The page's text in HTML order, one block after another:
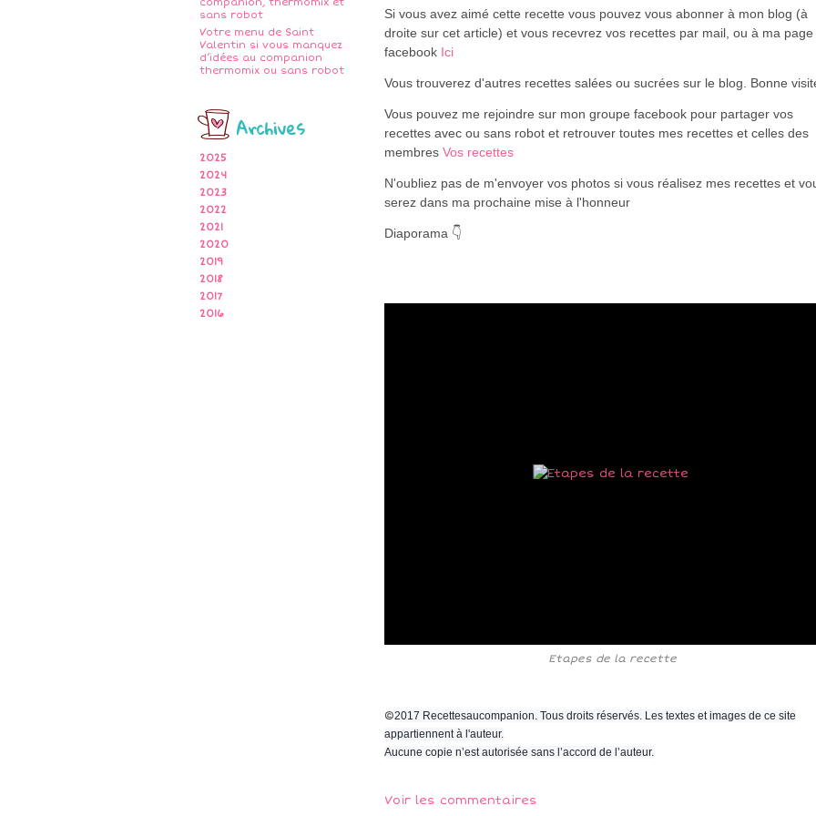
sans robot
Votre menu de Saint
Valentin si vous manquez
d’idées au companion
thermomix ou sans robot
Archives
2025
2024
2023
2022
2021
2020
2019
2018
2017
2016
Si vous avez aimé cette recette vous pouvez vous abonner à mon blog (à
droite sur cet article) et vous recevrez vos recettes par mail, ou à ma page
facebook Ici
Vous trouverez d'autres recettes salées ou sucrées sur le blog. Bonne
Vous pouvez me rejoindre sur mon groupe facebook pour partager vos
recettes avec ou sans robot et retrouver toutes mes recettes et celles des
membres Vos recettes
N'oubliez pas de m'envoyer vos photos si vous réalisez mes recettes et
serez dans ma prochaine mise à l'honneur
Diaporama 👇
Etapes de la recette
©2017 Recettesaucompanion. Tous droits réservés. Les textes et images de ce site
appartiennent à l'auteur.
Aucune copie n’est autorisée sans l’accord de l’auteur.
Voir les commentaires